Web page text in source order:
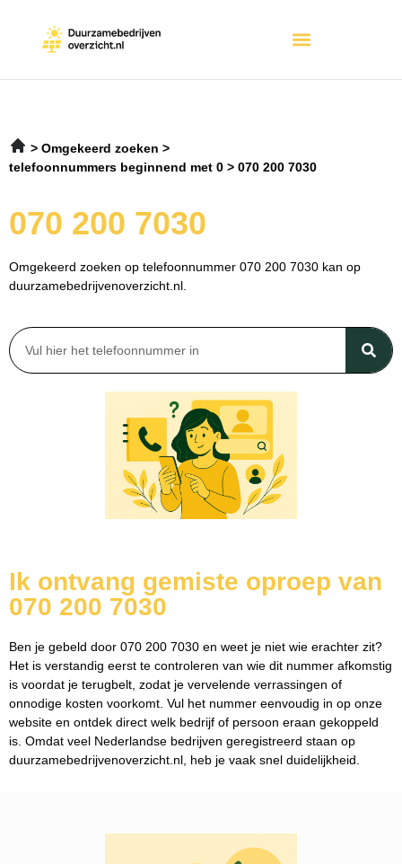
Omgekeerd zoeken
telefoonnummers beginnend met 0
070 200 7030
070 200 7030
Omgekeerd zoeken op telefoonnummer 070 200 7030 kan op
duurzamebedrijvenoverzicht.nl.
Ik ontvang gemiste oproep van
070 200 7030
Ben je gebeld door 070 200 7030 en weet je niet wie erachter zit?
Het is verstandig eerst te controleren van wie dit nummer afkomstig
is voordat je terugbelt, zodat je vervelende verrassingen of
onnodige kosten voorkomt. Vul het nummer eenvoudig in op onze
website en ontdek direct welk bedrijf of persoon eraan gekoppeld
is. Omdat veel Nederlandse bedrijven geregistreerd staan op
duurzamebedrijvenoverzicht.nl, heb je vaak snel duidelijkheid.